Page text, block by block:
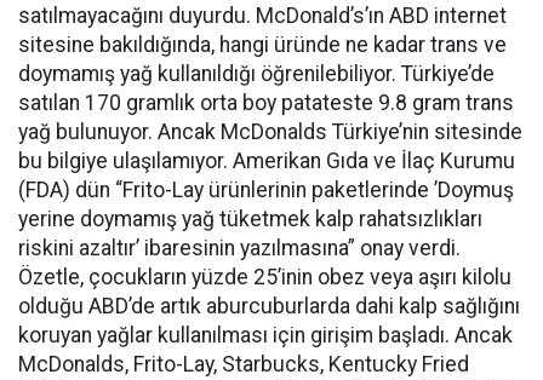
satılmayacağını duyurdu. McDonald’s’ın ABD internet
sitesine bakıldığında, hangi üründe ne kadar trans ve
doymamış yağ kullanıldığı öğrenilebiliyor. Türkiye’de
satılan 170 gramlık orta boy patateste 9.8 gram trans
yağ bulunuyor. Ancak McDonalds Türkiye’nin sitesinde
bu bilgiye ulaşılamıyor. Amerikan Gıda ve İlaç Kurumu
(FDA) dün “Frito-Lay ürünlerinin paketlerinde ’Doymuş
yerine doymamış yağ tüketmek kalp rahatsızlıkları
riskini azaltır’ ibaresinin yazılmasına” onay verdi.
Özetle, çocukların yüzde 25’inin obez veya aşırı kilolu
olduğu ABD’de artık aburcuburlarda dahi kalp sağlığını
koruyan yağlar kullanılması için girişim başladı. Ancak
McDonalds, Frito-Lay, Starbucks, Kentucky Fried